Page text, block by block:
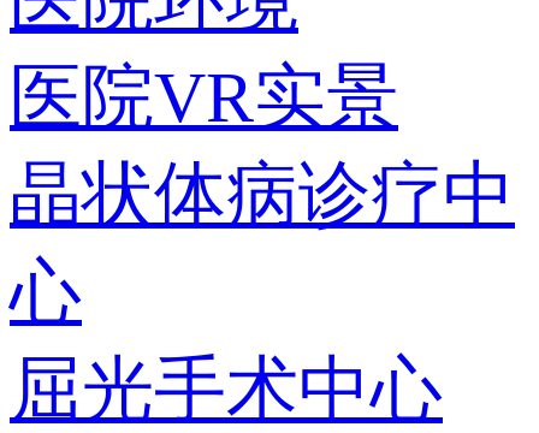
医院VR实景
晶状体病诊疗中
心
屈光手术中心